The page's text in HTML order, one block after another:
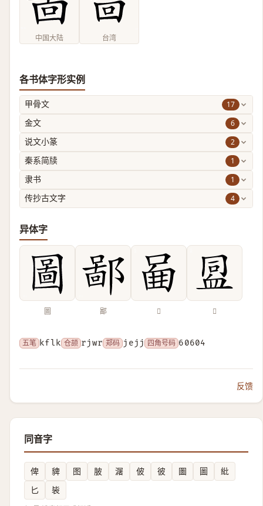
中国大陆 台湾
各书体字形实例
甲骨文 17
金文 6
说文小篆 2
秦系简牍 1
隶书 1
传抄古文字 4
异体字
圖 鄙 𠴿 𧖳
五笔 kflk 仓颉 rjwr 郑码 jejj 四角号码 60604
反馈
同音字
俾 貏 图 䏢 潳 佊 彼 圗 圖
紕
匕
䘡